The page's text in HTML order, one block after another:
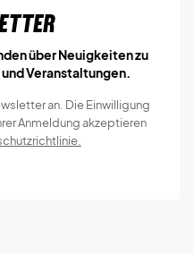
über Neuigkeiten zu
Veranstaltungen.
an. Die Einwilligung
Anmeldung akzeptieren